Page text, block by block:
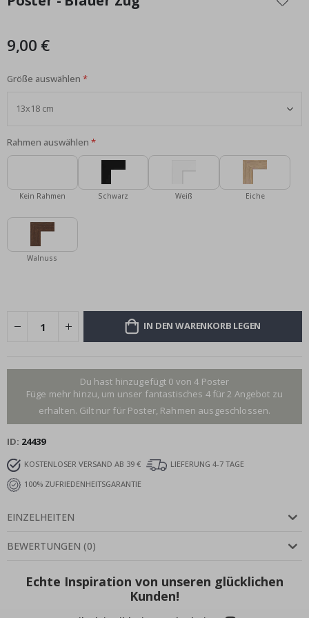
der
9,00 €
Größe auswählen
Rahmen auswählen
Kein Rahmen Schwarz Weiß Eiche
Walnuss
IN DEN WARENKORB LEGEN
Du hast hinzugefügt 0 von 4 Poster
Füge mehr hinzu, um unser fantastisches 4 für 2 Angebot zu
erhalten. Gilt nur für Poster, Rahmen ausgeschlossen.
ID 24439
KOSTENLOSER VERSAND AB 39 €
LIEFERUNG 4-7 TAGE
100% ZUFRIEDENHEITSGARANTIE
EINZELHEITEN
BEWERTUNGEN (0)
Echte Inspiration von unseren glücklichen
Kunden!